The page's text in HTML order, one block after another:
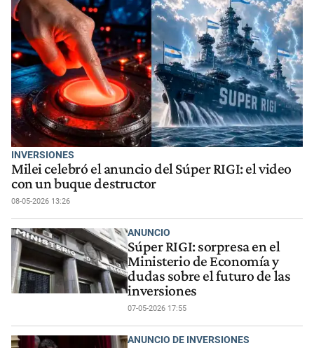
INVERSIONES
Milei celebró el anuncio del Súper RIGI: el video
con un buque destructor
08-05-2026 13:26
ANUNCIO
Súper RIGI: sorpresa en el
Ministerio de Economía y
dudas sobre el futuro de las
inversiones
07-05-2026 17:55
ANUNCIO DE INVERSIONES